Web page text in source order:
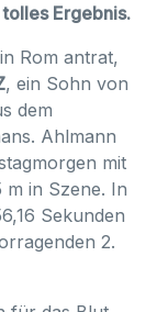
Ergebnis.
Rom antrat,
, ein Sohn von
dem
Ahlmann
mit
m in Szene. In
Sekunden
2.